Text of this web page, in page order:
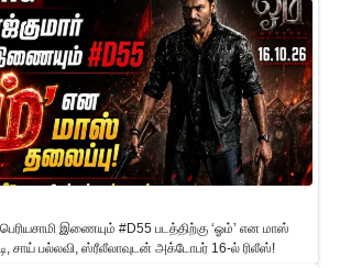
இணையும் #D55 படத்திற்கு ‘ஓம்’ என மாஸ்
சாய் பல்லவி, ஸ்ரீலீலாவுடன் அக்டோபர் 16-ல் ரிலீஸ்!